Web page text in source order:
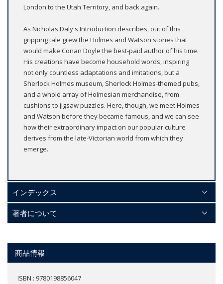
London to the Utah Territory, and back again.
As Nicholas Daly's Introduction describes, out of this
gripping tale grew the Holmes and Watson stories that
would make Conan Doyle the best-paid author of his time.
His creations have become household words, inspiring
not only countless adaptations and imitations, but a
Sherlock Holmes museum, Sherlock Holmes-themed pubs,
and a whole array of Holmesian merchandise, from
cushions to jigsaw puzzles. Here, though, we meet Holmes
and Watson before they became famous, and we can see
how their extraordinary impact on our popular culture
derives from the late-Victorian world from which they
emerge.
インデックス
著者について
商品情報
ISBN : 9780198856047